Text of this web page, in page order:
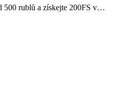
500 rublů a získejte 200FS v…